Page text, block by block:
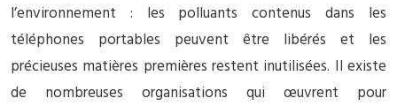
l’environnement : les polluants contenus dans les
téléphones portables peuvent être libérés et les
précieuses matières premières restent inutilisées. Il existe
de nombreuses organisations qui œuvrent pour